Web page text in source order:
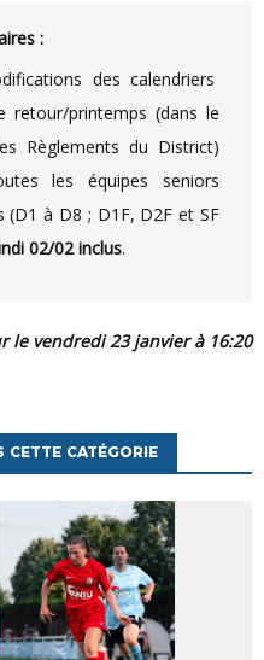
:
des calendriers
retour/printemps (dans le
Règlements du District)
les équipes seniors
(D1 à D8 ; D1F, D2F et SF
02/02 inclus.
le vendredi 23 janvier à 16:20
CATÉGORIE